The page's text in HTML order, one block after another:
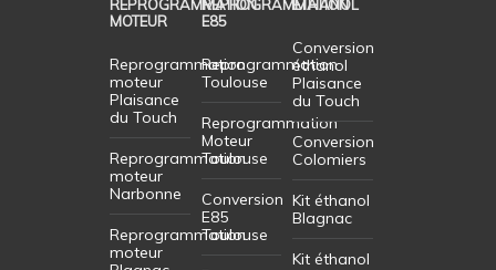
REPROGRAMMATION
MOTEUR
Reprogrammation
moteur
Plaisance
du Touch
Reprogrammation
moteur
Narbonne
Reprogrammation
moteur
REPROGRAMMATION
E85
Reprogrammation
Toulouse
Reprogrammation
Moteur
Toulouse
Conversion
E85
Toulouse
ETHANOL
Conversion
éthanol
Plaisance
du Touch
Conversion
Colomiers
Kit éthanol
Blagnac
Kit éthanol